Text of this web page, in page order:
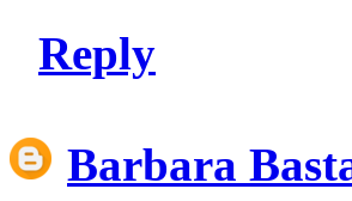
Reply
Barbara